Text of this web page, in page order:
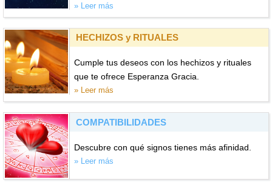
» Leer más
HECHIZOS y RITUALES
Cumple tus deseos con los hechizos y rituales
que te ofrece Esperanza Gracia.
» Leer más
COMPATIBILIDADES
Descubre con qué signos tienes más afinidad.
» Leer más